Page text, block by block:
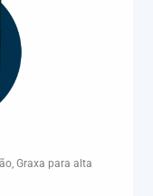
Graxa para alta